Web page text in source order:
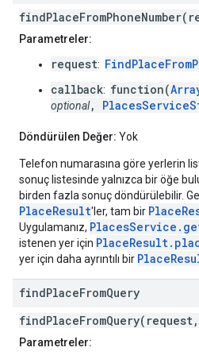
Parametreler:
request:
callback: function(
optional,
Döndürülen Değer: Yok
Telefon numarasına göre yerlerin
sonuç listesinde yalnızca bir öğe
birden fazla sonuç döndürülebilir.
PlaceResult'ler, tam bir
Uygulamanız,
istenen yer için
yer için daha ayrıntılı bir
findPlaceFromQuery
Parametreler: